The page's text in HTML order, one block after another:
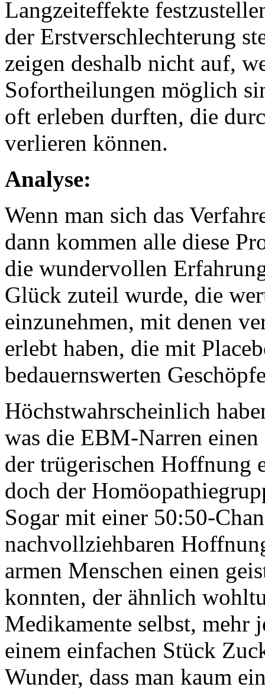
Langzeiteffekte
der Erstverschlechterung
zeigen deshalb nicht auf,
Sofortheilungen möglich
oft erleben durften, die
verlieren können.
Analyse:
Wenn man sich das
dann kommen alle diese
die wundervollen
Glück zuteil wurde, die
einzunehmen, mit denen
erlebt haben, die mit
bedauernswerten
Höchstwahrscheinlich
was die EBM-Narren
der trügerischen Hoffnung
doch der
Sogar mit einer 50:50-
nachvollziehbaren
armen Menschen einen
konnten, der ähnlich
Medikamente selbst, mehr
einem einfachen Stück
Wunder, dass man kaum